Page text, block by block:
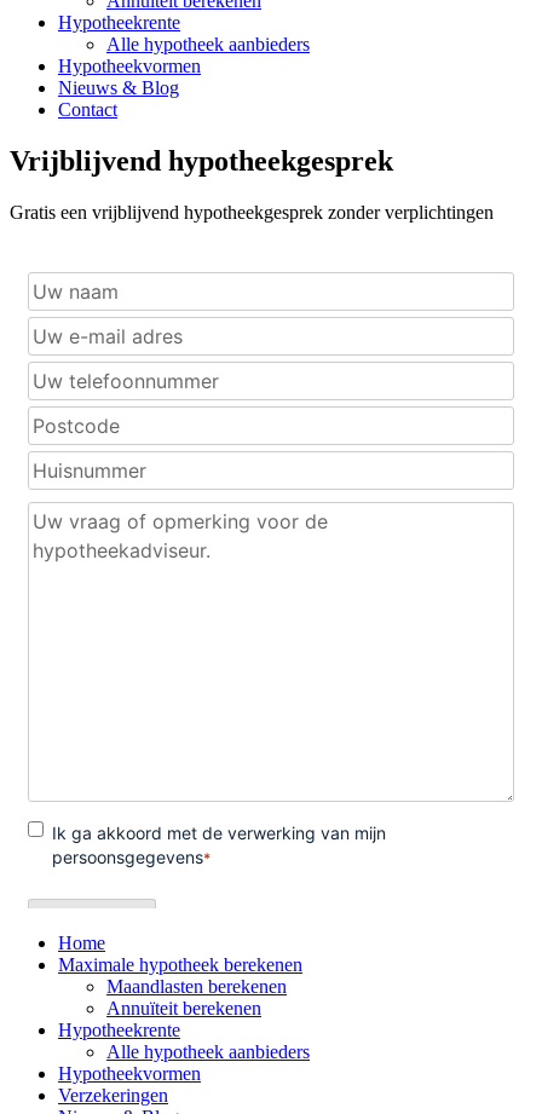
Hypotheekrente
Alle hypotheek aanbieders
Hypotheekvormen
Nieuws & Blog
Contact
Vrijblijvend hypotheekgesprek
Gratis een vrijblijvend hypotheekgesprek zonder verplichtingen
Home
Maximale hypotheek berekenen
Maandlasten berekenen
Annuïteit berekenen
Hypotheekrente
Alle hypotheek aanbieders
Hypotheekvormen
Verzekeringen